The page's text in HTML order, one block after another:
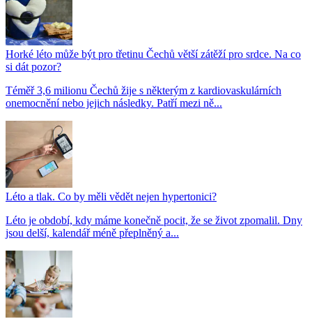
Horké léto může být pro třetinu Čechů větší zátěží pro srdce. Na co
si dát pozor?
Téměř 3,6 milionu Čechů žije s některým z kardiovaskulárních
onemocnění nebo jejich následky. Patří mezi ně...
Léto a tlak. Co by měli vědět nejen hypertonici?
Léto je období, kdy máme konečně pocit, že se život zpomalil. Dny
jsou delší, kalendář méně přeplněný a...